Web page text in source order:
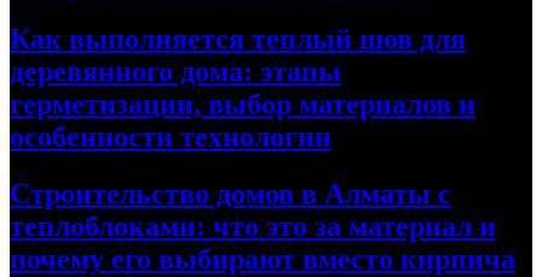
Как выполняется теплый шов для
деревянного дома: этапы
герметизации, выбор материалов и
особенности технологии
Строительство домов в Алматы с
теплоблоками: что это за материал и
почему его выбирают вместо кирпича